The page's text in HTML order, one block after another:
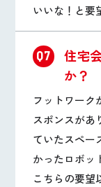
いいな！と要
Q7
住宅
か？
フットワーク
スポンスがあ
ていたスペー
かったロボッ
こちらの要望